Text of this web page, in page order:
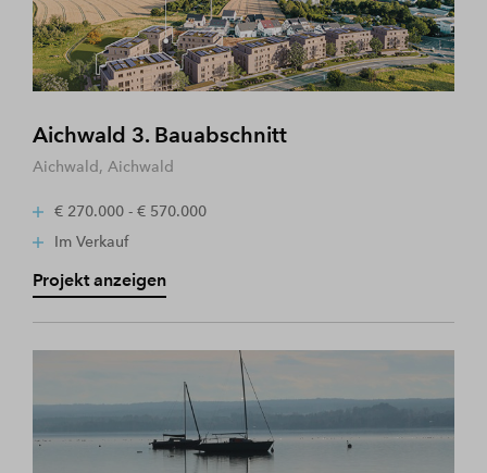
Aichwald 3. Bauabschnitt
Aichwald, Aichwald
€ 270.000 - € 570.000
Im Verkauf
Projekt anzeigen